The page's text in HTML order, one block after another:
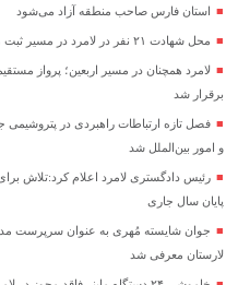
استان فارس صاحب منطقه آزاد می‌شود
محل شهادت ۲۱ نفر در لامرد در مسیر ثبت ملی قرار گرفت
لامرد همچنان در مسیر اربعین؛ پرواز
برقرار شد
فصل تازه ارتباطات راهبردی در
و امور بین‌الملل شد
رئیس دادگستری لامرد اعلام کرد:تلاش
پایان سال جاری
جوان شایسته مُهری به عنوان سرپرست
لارستان معرفی شد